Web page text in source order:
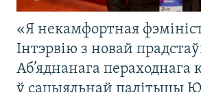
«Я некамфортная
Інтэрвію з новай
Аб’яднанага пераходнага